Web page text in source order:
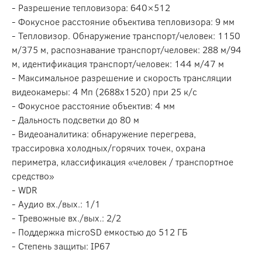
- Разрешение тепловизора: 640×512
- Фокусное расстояние объектива тепловизора: 9 мм
- Тепловизор. Обнаружение транспорт/человек: 1150
м/375 м, распознавание транспорт/человек: 288 м/94
м, идентификация транспорт/человек: 144 м/47 м
- Максимальное разрешение и скорость трансляции
видеокамеры: 4 Мп (2688х1520) при 25 к/с
- Фокусное расстояние объектив: 4 мм
- Дальность подсветки до 80 м
- Видеоаналитика: обнаружение перегрева,
трассировка холодных/горячих точек, охрана
периметра, классификация «человек / транспортное
средство»
- WDR
- Аудио вх./вых.: 1/1
- Тревожные вх./вых.: 2/2
- Поддержка microSD емкостью до 512 ГБ
- Степень защиты: IP67